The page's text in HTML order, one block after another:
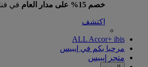
خصم 15% على مدار العام في
اكتشف
ALL Accor+ ibis
مرحبا بكم في إيبيس
متجر إيبيس